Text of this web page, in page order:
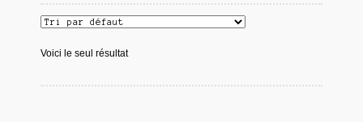
Voici le seul résultat